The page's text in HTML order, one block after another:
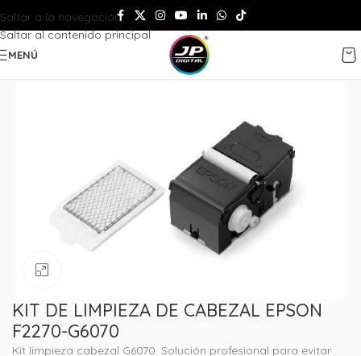
Saltar a la navegación
Saltar al contenido principal
MENÚ
KIT DE LIMPIEZA DE CABEZAL EPSON
F2270-G6070
Kit limpieza cabezal G6070. Solución profesional para evitar